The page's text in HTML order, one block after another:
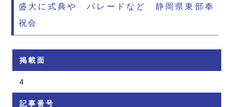
盛大に式典や パレードなど 静岡県東部奉
祝会
掲載面
4
記事番号